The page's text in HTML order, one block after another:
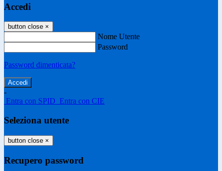
Accedi
button close ×
Nome Utente
Password
Password dimenticata?
-
Entra con SPID Entra con CIE
Seleziona utente
button close ×
Recupero password